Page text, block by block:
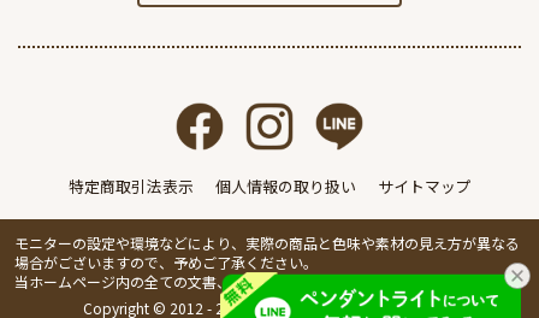
特定商取引法表示 個人情報の取り扱い サイトマップ
モニターの設定や環境などにより、実際の商品と色味や素材の見え方が異なる
場合がございますので、予めご了承ください。
当ホームページ内の全ての文書、画像の無断転載・複製を禁止します。
Copyright © 2012 - 2026 IVillage Inc. All Rights Reserved.